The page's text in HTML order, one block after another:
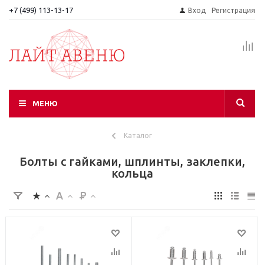
+7 (499) 113-13-17 Вход Регистрация
МЕНЮ
Каталог
Болты с гайками, шплинты, заклепки,
кольца